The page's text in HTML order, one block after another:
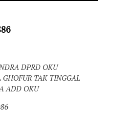
DPRD OKU
TAK TINGGAL
ADD OKU